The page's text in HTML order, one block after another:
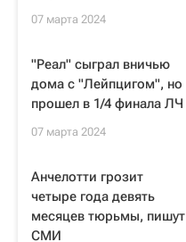
07 марта 2024
"Реал" сыграл вничью
дома с "Лейпцигом", но
прошел в 1/4 финала ЛЧ
07 марта 2024
Анчелотти грозит
четыре года девять
месяцев тюрьмы, пишут
СМИ